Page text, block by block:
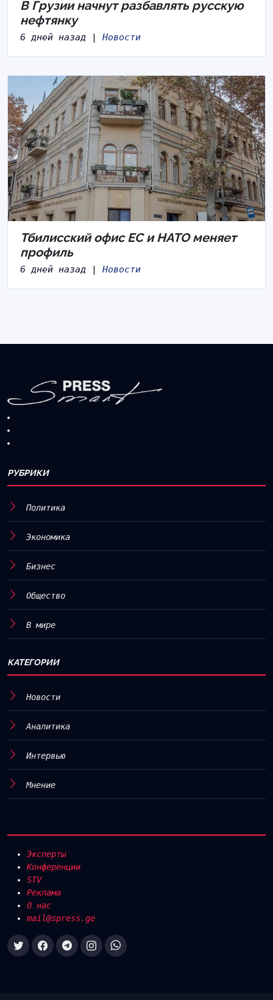
В Грузии начнут разбавлять русскую
нефтянку
6 дней назад | Новости
Тбилисский офис ЕС и НАТО меняет
профиль
6 дней назад | Новости
РУБРИКИ
Политика
Экономика
Бизнес
Общество
В мире
КАТЕГОРИИ
Новости
Аналитика
Интервью
Мнение
Эксперты
Конференции
STV
Реклама
О нас
mail@spress.ge